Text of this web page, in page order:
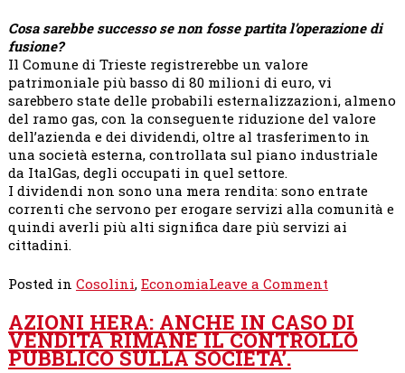
Cosa sarebbe successo se non fosse partita l’operazione di
fusione?
Il Comune di Trieste registrerebbe un valore
patrimoniale più basso di 80 milioni di euro, vi
sarebbero state delle probabili esternalizzazioni, almeno
del ramo gas, con la conseguente riduzione del valore
dell’azienda e dei dividendi, oltre al trasferimento in
una società esterna, controllata sul piano industriale
da ItalGas, degli occupati in quel settore.
I dividendi non sono una mera rendita: sono entrate
correnti che servono per erogare servizi alla comunità e
quindi averli più alti significa dare più servizi ai
cittadini.
Posted in Cosolini, EconomiaLeave a Commenton
DI
SINDACATO
E
AZIONI HERA: ANCHE IN CASO DI
VENDITA RIMANE IL CONTROLLO
PUBBLICO SULLA SOCIETA’.